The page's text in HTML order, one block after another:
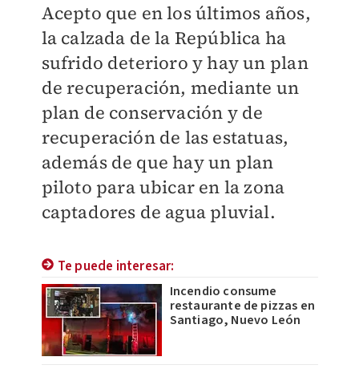
Acepto que en los últimos años,
la calzada de la República ha
sufrido deterioro y hay un plan
de recuperación, mediante un
plan de conservación y de
recuperación de las estatuas,
además de que hay un plan
piloto para ubicar en la zona
captadores de agua pluvial.
Te puede interesar:
Incendio consume
restaurante de pizzas en
Santiago, Nuevo León